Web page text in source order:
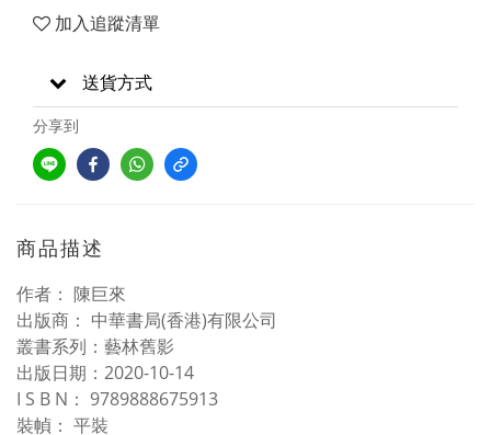
加入追蹤清單
送貨方式
分享到
商品描述
作者： 陳巨來
出版商： 中華書局(香港)有限公司
叢書系列：藝林舊影
出版日期：2020-10-14
I S B N： 9789888675913
裝幀： 平裝